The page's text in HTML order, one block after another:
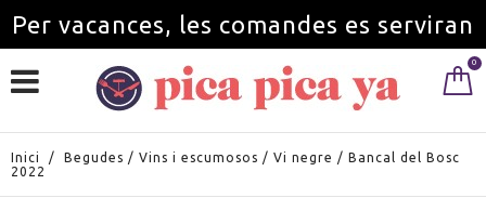
Per vacances, les comandes es serviran
a partir de l'1 de setembre.
0
Inici / Begudes / Vins i escumosos / Vi negre / Bancal del Bosc
2022